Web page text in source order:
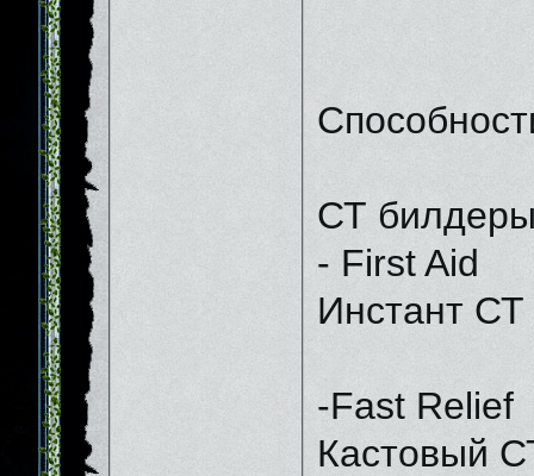
СТ
- First Aid
Инстант СТ
-Fast Relief
Кастовый